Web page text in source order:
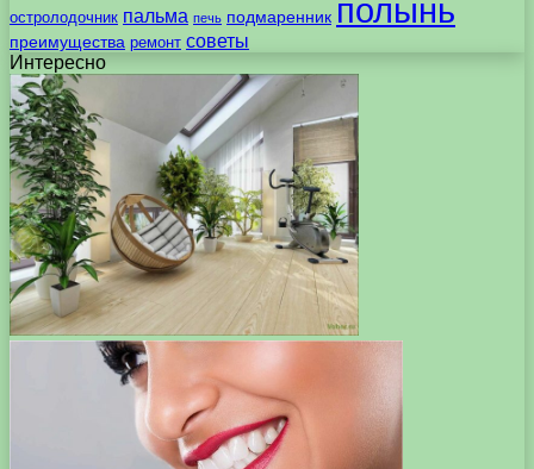
остролодочник пальма печь подмаренник полынь
преимущества ремонт советы
Интересно